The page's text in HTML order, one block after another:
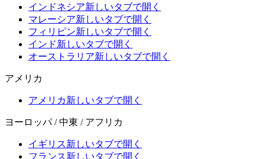
インドネシア新しいタブで開く
マレーシア新しいタブで開く
フィリピン新しいタブで開く
インド新しいタブで開く
オーストラリア新しいタブで開く
アメリカ
アメリカ新しいタブで開く
ヨーロッパ / 中東 / アフリカ
イギリス新しいタブで開く
フランス新しいタブで開く